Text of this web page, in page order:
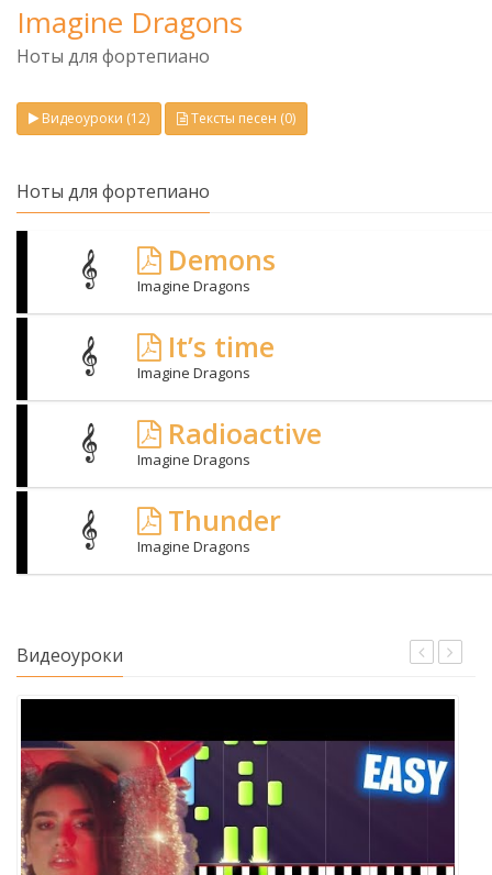
Imagine Dragons
Ноты для фортепиано
Видеоуроки (12) Тексты песен (0)
Ноты для фортепиано
Demons
Imagine Dragons
It’s time
Imagine Dragons
Radioactive
Imagine Dragons
Thunder
Imagine Dragons
Видеоуроки